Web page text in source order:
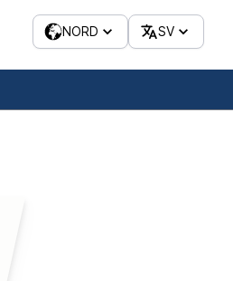
NORD SV